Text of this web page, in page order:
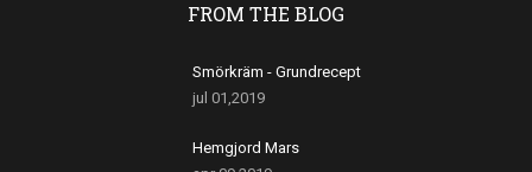
FROM THE BLOG
Smörkräm - Grundrecept
jul 01,2019
Hemgjord Mars